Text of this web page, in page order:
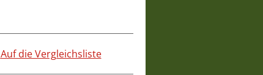
Auf die Vergleichsliste